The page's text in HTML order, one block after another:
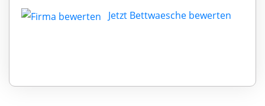
Jetzt Bettwaesche bewerten